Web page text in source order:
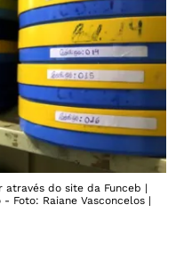
através do site da Funceb |
Foto: Raiane Vasconcelos |